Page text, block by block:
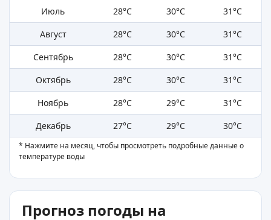
Июль
28°C 30°C
31°C
Август
28°C 30°C
31°C
Сентябрь
28°C 30°C
31°C
Октябрь
28°C 30°C
31°C
Ноябрь
28°C 29°C
31°C
Декабрь
27°C 29°C 30°C
* Нажмите на месяц, чтобы просмотреть подробные данные о
температуре воды
Прогноз погоды на